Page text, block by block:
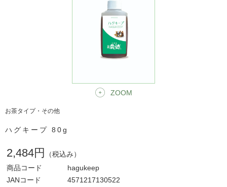
ZOOM
お茶タイプ・その他
ハグキープ 80g
2,484円
（税込み）
商品コード
hagukeep
JANコード
4571217130522